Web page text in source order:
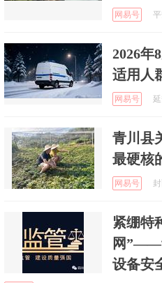
网易号
2026年
适用人
网易号
青川县
最硬核
网易号
紧绷特
网”——
设备安